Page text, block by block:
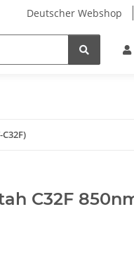
Deutscher Webshop
C32F